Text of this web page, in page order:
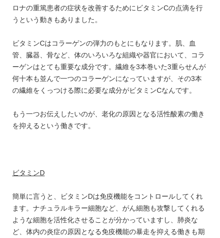
ロナの重篤患者の症状を改善するためにビタミンCの点滴を行
うという動きもありました。
ビタミンCはコラーゲンの弾力のもとにもなります。肌、血
管、臓器、骨など、体のいろいろな組織や器官において、コラ
ーゲンはとても重要な成分です。繊維を3本巻いた3重らせんが
何十本も並んで一つのコラーゲンになっていますが、その3本
の繊維をくっつける際に必要な成分がビタミンCなんです。
もう一つお伝えしたいのが、老化の原因となる活性酸素の働き
を抑えるという働きです。
ビタミンD
簡単に言うと、ビタミンDは免疫機能をコントロールしてくれ
ます。ナチュラルキラー細胞など、がん細胞も攻撃してくれる
ような細胞を活性化させることが分かっていますし、肺炎な
ど、体内の炎症の原因となる免疫機能の暴走を抑える働きも期